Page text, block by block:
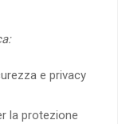
e privacy
la protezione